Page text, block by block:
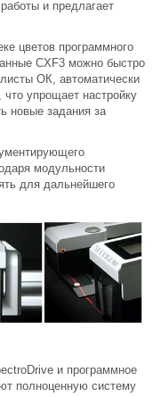
и предлагает
цветов программного
CXF3 можно быстро
ОК, автоматически
упрощает настройку
новые задания за
модульности
для дальнейшего
и программное
полноценную систему